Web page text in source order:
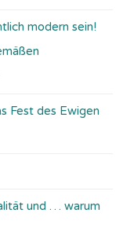
modern sein!
Fest des Ewigen
und … warum